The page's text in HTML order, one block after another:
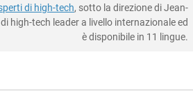
di high-tech, sotto la direzione di Jean-
high-tech leader a livello internazionale ed
è disponibile in 11 lingue.